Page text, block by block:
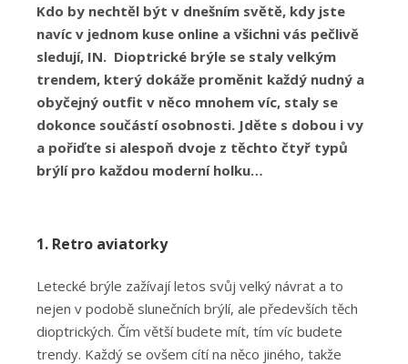
Kdo by nechtěl být v dnešním světě, kdy jste
navíc v jednom kuse online a všichni vás pečlivě
sledují, IN. Dioptrické brýle se staly velkým
trendem, který dokáže proměnit každý nudný a
obyčejný outfit v něco mnohem víc, staly se
dokonce součástí osobnosti. Jděte s dobou i vy
a pořiďte si alespoň dvoje z těchto čtyř typů
brýlí pro každou moderní holku…
1. Retro aviatorky
Letecké brýle zažívají letos svůj velký návrat a to
nejen v podobě slunečních brýlí, ale předevších těch
dioptrických. Čím větší budete mít, tím víc budete
trendy. Každý se ovšem cítí na něco jiného, takže